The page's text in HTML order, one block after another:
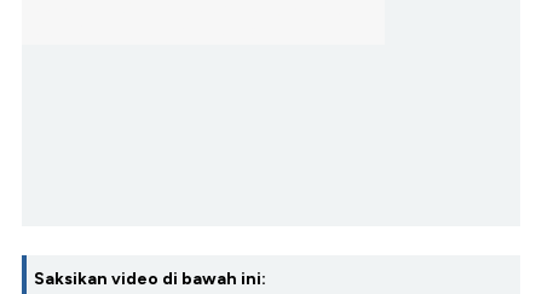
Saksikan video di bawah ini: